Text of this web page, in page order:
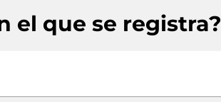
el que se registra?